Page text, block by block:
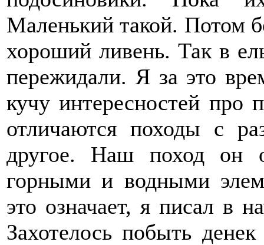
Маленький такой. Потом
хороший ливень. Так в
пережидали. Я за это
кучу интересностей
отличаются походы с
другое. Наш поход он
горными и водными
это означает, я писал в
Захотелось побыть